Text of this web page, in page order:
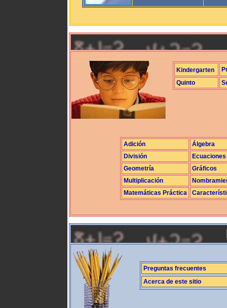
Kindergarten
Quinto
Adición
Álgebra
División
Ecuaciones
Geometría
Gráficos
Multiplicación
Matemáticas Práctica
Preguntas frecuentes
Acerca de este sitio